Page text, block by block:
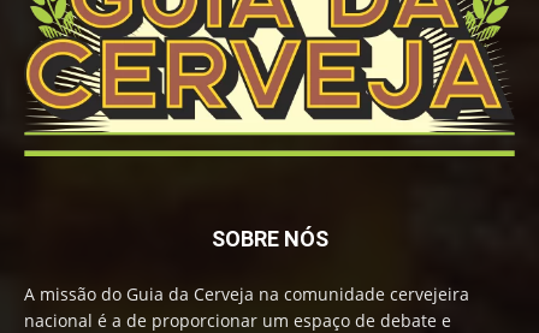
SOBRE NÓS
A missão do Guia da Cerveja na comunidade cervejeira
nacional é a de proporcionar um espaço de debate e